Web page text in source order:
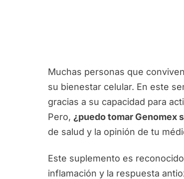
Muchas personas que
su bienestar celular. En este
gracias a su capacidad para
Pero, ¿puedo tomar Genomex
de salud y la opinión de tu
Este suplemento es
inflamación y la respuesta